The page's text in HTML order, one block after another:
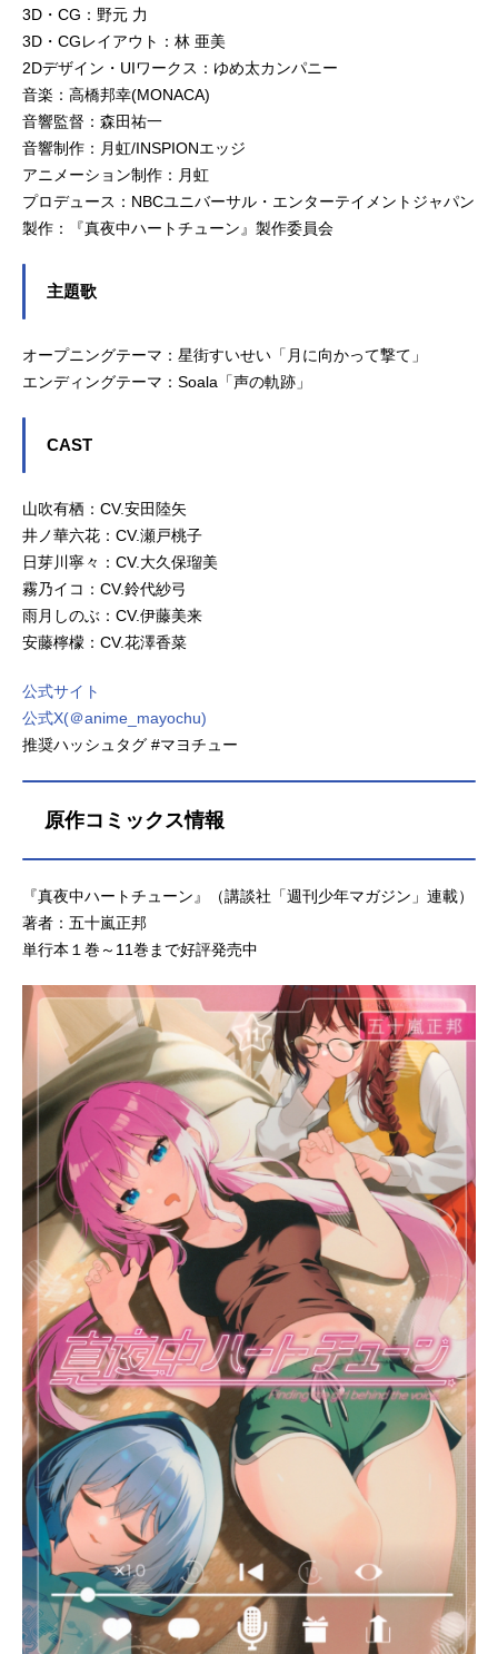
3D・CG：野元 力
3D・CGレイアウト：林 亜美
2Dデザイン・UIワークス：ゆめ太カンパニー
音楽：高橋邦幸(MONACA)
音響監督：森田祐一
音響制作：月虹/INSPIONエッジ
アニメーション制作：月虹
プロデュース：NBCユニバーサル・エンターテイメントジャパン
製作：『真夜中ハートチューン』製作委員会
主題歌
オープニングテーマ：星街すいせい「月に向かって撃て」
エンディングテーマ：Soala「声の軌跡」
CAST
山吹有栖：CV.安田陸矢
井ノ華六花：CV.瀬戸桃子
日芽川寧々：CV.大久保瑠美
霧乃イコ：CV.鈴代紗弓
雨月しのぶ：CV.伊藤美来
安藤檸檬：CV.花澤香菜
公式サイト
公式X(＠anime_mayochu)
推奨ハッシュタグ #マヨチュー
原作コミックス情報
『真夜中ハートチューン』（講談社「週刊少年マガジン」連載）
著者：五十嵐正邦
単行本１巻～11巻まで好評発売中